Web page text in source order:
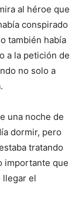
al héroe que
conspirado
también había
a la petición de
no solo a
una noche de
dormir, pero
tratando
importante que
llegar el